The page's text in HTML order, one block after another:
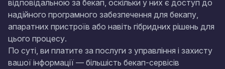
відповідальною за бекап, оскільки у них є доступ до
надійного програмного забезпечення для бекапу,
апаратних пристроїв або навіть гібридних рішень для
цього процесу.
По суті, ви платите за послуги з управління і захисту
вашої інформації — більшість бекап-сервісів